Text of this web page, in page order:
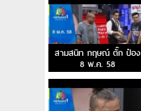
สามสนิท กฤษณ์ ตั๊ก ป๋อง
8 พ.ค. 58